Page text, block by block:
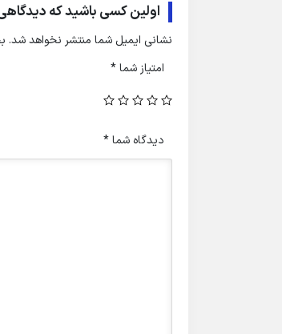
اولین کسی باشید که
نشانی ایمیل شما منتشر نخواهد شد.
امتیاز شما*
دیدگاه شما*